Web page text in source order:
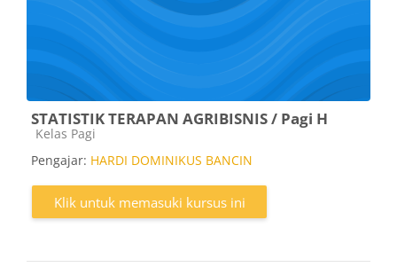
STATISTIK TERAPAN AGRIBISNIS / Pagi H
Kategori kursus
Kelas Pagi
Pengajar: HARDI DOMINIKUS BANCIN
Klik untuk memasuki kursus ini